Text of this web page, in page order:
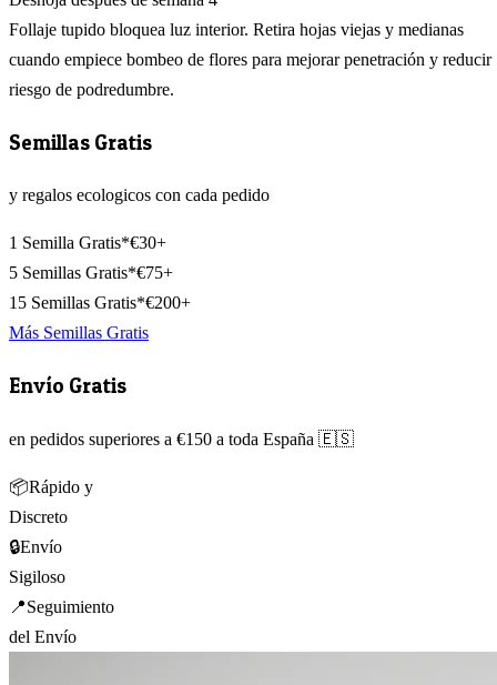
Follaje tupido bloquea luz interior. Retira hojas viejas y medianas
cuando empiece bombeo de flores para mejorar penetración y reducir
riesgo de podredumbre.
Semillas Gratis
y regalos ecologicos con cada pedido
1 Semilla Gratis*€30+
5 Semillas Gratis*€75+
15 Semillas Gratis*€200+
Más Semillas Gratis
Envío Gratis
en pedidos superiores a €150 a toda España 🇪🇸
📦Rápido y
Discreto
🔒Envío
Sigiloso
📍Seguimiento
del Envío